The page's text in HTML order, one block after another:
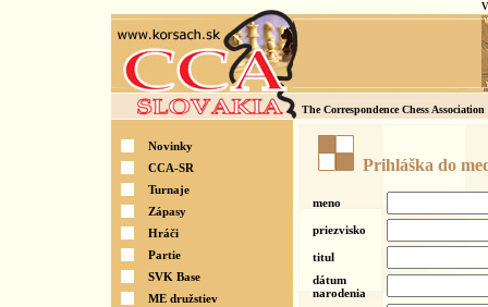
The Correspondence Chess
Novinky
CCA-SR
Turnaje
Zápasy
Hráči
Partie
SVK Base
ME družstiev
Prihláška do
meno
priezvisko
titul
dátum
narodenia